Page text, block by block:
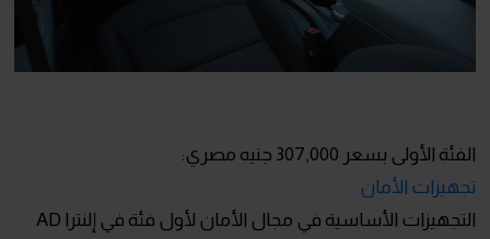
الفئة الأولى بسعر 307,000 جنيه مصري:
تجهيزات الأمان
التجهيزات الأساسية في مجال الأمان لأول فئة في إلنترا AD